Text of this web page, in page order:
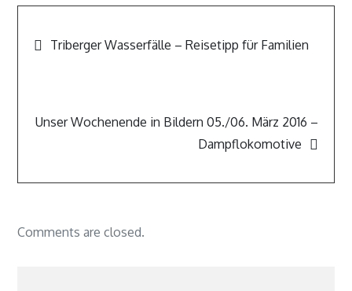
Triberger Wasserfälle – Reisetipp für Familien
Unser Wochenende in Bildern 05./06. März 2016 –
Dampflokomotive
Comments are closed.